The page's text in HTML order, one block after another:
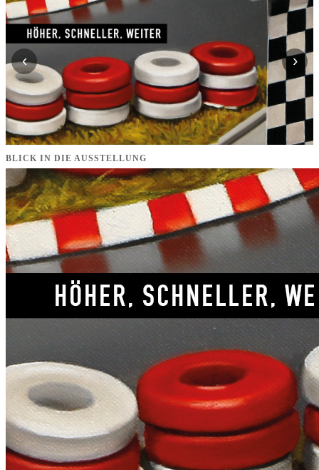
‹ ›
BLICK IN DIE AUSSTELLUNG